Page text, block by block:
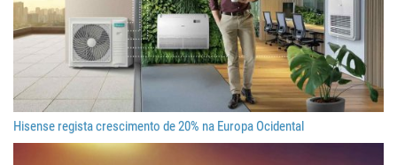
Hisense regista crescimento de 20% na Europa Ocidental